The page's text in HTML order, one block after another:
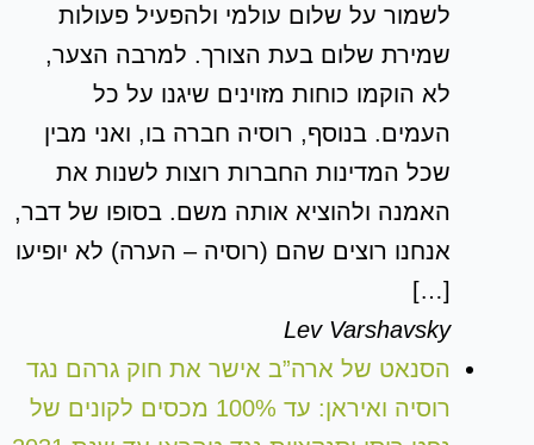
לשמור על שלום עולמי ולהפעיל פעולות
שמירת שלום בעת הצורך. למרבה הצער,
לא הוקמו כוחות מזוינים שיגנו על כל
העמים. בנוסף, רוסיה חברה בו, ואני מבין
שכל המדינות החברות רוצות לשנות את
האמנה ולהוציא אותה משם. בסופו של דבר,
אנחנו רוצים שהם (רוסיה – הערה) לא יופיעו
[…]
Lev Varshavsky
הסנאט של ארה”ב אישר את חוק גרהם נגד
רוסיה ואיראן: עד 100% מכסים לקונים של